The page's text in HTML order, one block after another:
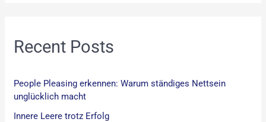
:Recent Posts
People Pleasing erkennen: Warum ständiges Nettsein
unglücklich macht
Innere Leere trotz Erfolg